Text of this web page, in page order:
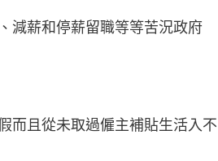
減薪和停薪留職等等苦況政府
而且從未取過僱主補貼生活入不